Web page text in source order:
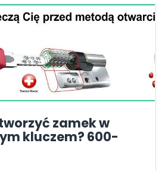
zamek w
kluczem? 600-